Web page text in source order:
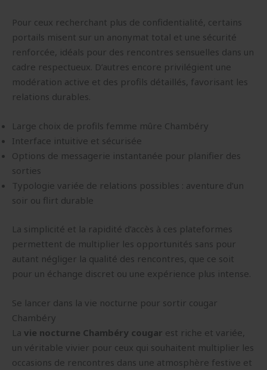
Pour ceux recherchant plus de confidentialité, certains
portails misent sur un anonymat total et une sécurité
renforcée, idéals pour des rencontres sensuelles dans un
cadre respectueux. D’autres encore privilégient une
modération active et des profils détaillés, favorisant les
relations durables.
Large choix de profils femme mûre Chambéry
Interface intuitive et sécurisée
Options de messagerie instantanée pour planifier des
sorties
Typologie variée de relations possibles : aventure d’un
soir ou flirt durable
La simplicité et la rapidité d’accès à ces plateformes
permettent de multiplier les opportunités sans pour
autant négliger la qualité des rencontres, que ce soit
pour un échange discret ou une expérience plus intense.
Se lancer dans la vie nocturne pour sortir cougar
Chambéry
La vie nocturne Chambéry cougar est riche et variée,
un véritable vivier pour ceux qui souhaitent multiplier les
occasions de rencontres dans une atmosphère festive et